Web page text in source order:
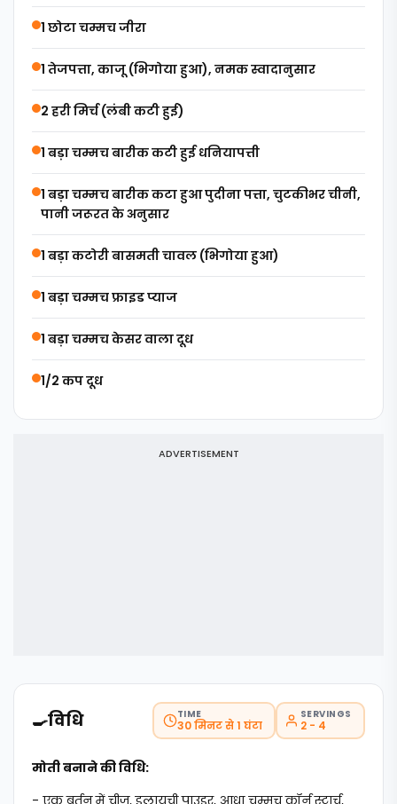
1 छोटा चम्मच जीरा
1 तेजपत्ता, काजू (भिगोया हुआ), नमक स्वादानुसार
2 हरी मिर्च (लंबी कटी हुई)
1 बड़ा चम्मच बारीक कटी हुई धनियापत्ती
1 बड़ा चम्मच बारीक कटा हुआ पुदीना पत्ता, चुटकीभर चीनी,
पानी जरूरत के अनुसार
1 बड़ा कटोरी बासमती चावल (भिगोया हुआ)
1 बड़ा चम्मच फ्राइड प्याज
1 बड़ा चम्मच केसर वाला दूध
1/2 कप दूध
🍳विधि TIME
30 मिनट से 1 घंटा
SERVINGS
2 - 4
मोती बनाने की विधि:
- एक बर्तन में चीज, इलायची पाउडर, आधा चम्मच कॉर्न स्टार्च,
ADVERTISEMENT